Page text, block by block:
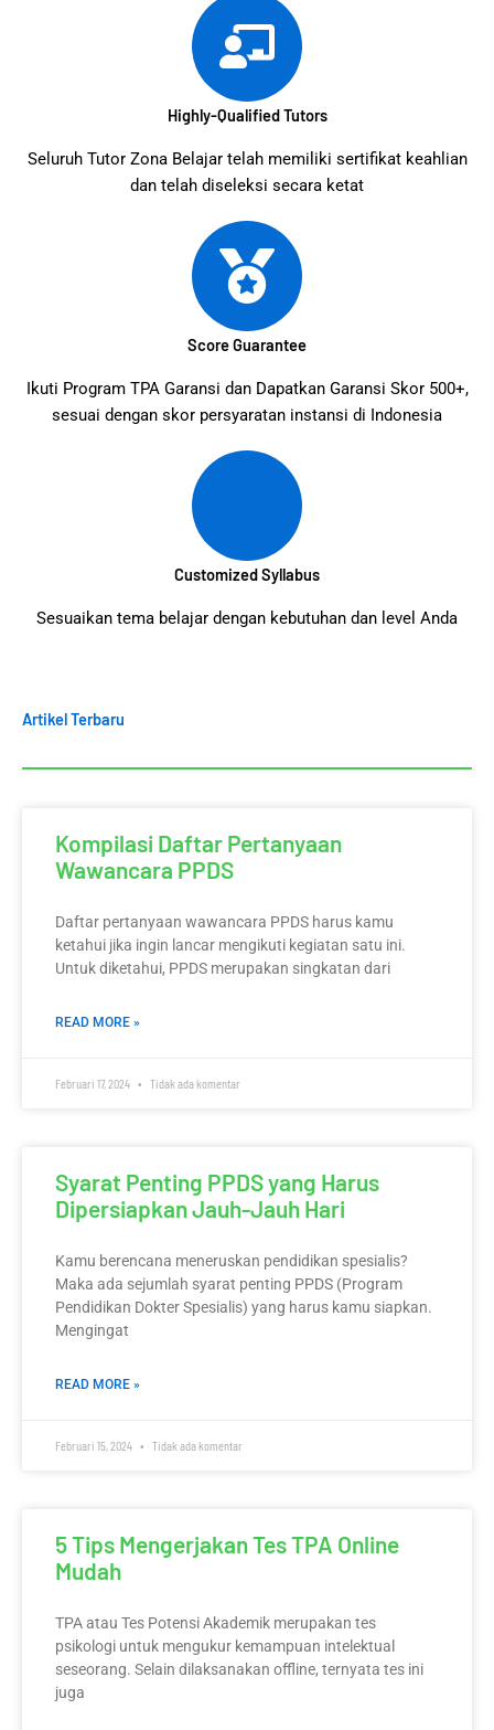
Highly-Qualified Tutors
Seluruh Tutor Zona Belajar telah memiliki sertifikat keahlian
dan telah diseleksi secara ketat
Score Guarantee
Ikuti Program TPA Garansi dan Dapatkan Garansi Skor 500+,
sesuai dengan skor persyaratan instansi di Indonesia
Customized Syllabus
Sesuaikan tema belajar dengan kebutuhan dan level Anda
Artikel Terbaru
Kompilasi Daftar Pertanyaan
Wawancara PPDS
Daftar pertanyaan wawancara PPDS harus kamu
ketahui jika ingin lancar mengikuti kegiatan satu ini.
Untuk diketahui, PPDS merupakan singkatan dari
READ MORE »
Februari 17, 2024 Tidak ada komentar
Syarat Penting PPDS yang Harus
Dipersiapkan Jauh-Jauh Hari
Kamu berencana meneruskan pendidikan spesialis?
Maka ada sejumlah syarat penting PPDS (Program
Pendidikan Dokter Spesialis) yang harus kamu siapkan.
Mengingat
READ MORE »
Februari 15, 2024 Tidak ada komentar
5 Tips Mengerjakan Tes TPA Online
Mudah
TPA atau Tes Potensi Akademik merupakan tes
psikologi untuk mengukur kemampuan intelektual
seseorang. Selain dilaksanakan offline, ternyata tes ini
juga